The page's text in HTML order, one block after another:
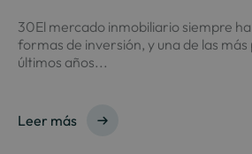
30El mercado inmobiliario siempre
formas de inversión, y una de las más
últimos años...
Leer más